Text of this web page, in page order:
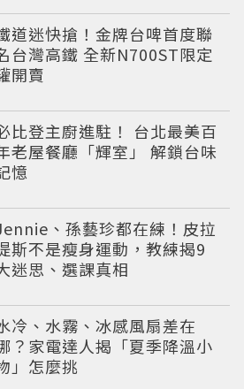
道迷快搶！金牌台啤首度聯
台灣高鐵 全新N700ST限定
開賣
比登主廚進駐！ 台北最美百
老屋餐廳「輝室」 解鎖台味
憶
、孫藝珍都在練！皮拉
斯不是瘦身運動，教練揭9
迷思、選課真相
冷、水霧、冰感風扇差在
？家電達人揭「夏季降溫小
」怎麼挑